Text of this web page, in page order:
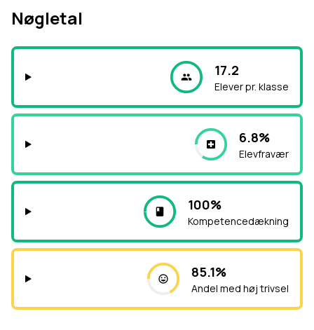
Nøgletal
17.2
Elever pr. klasse
6.8%
Elevfravær
100%
Kompetencedækning
85.1%
Andel med høj trivsel